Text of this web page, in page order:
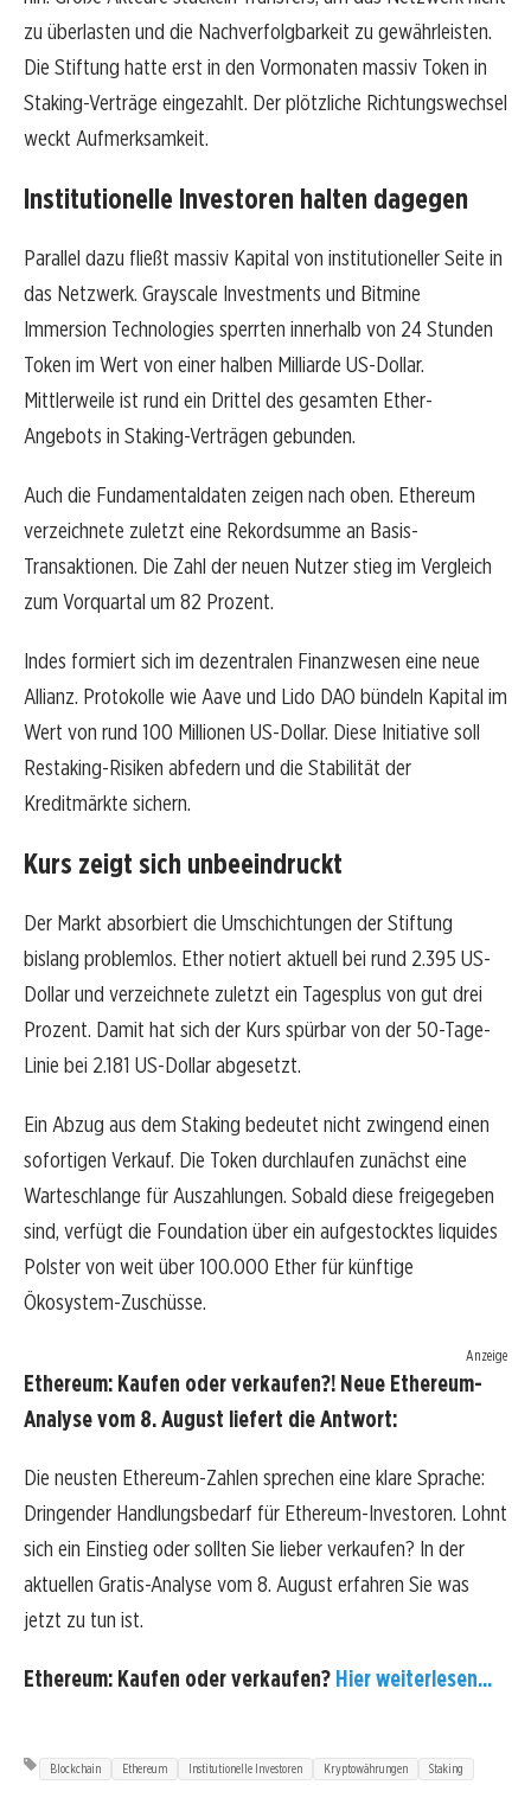
zu überlasten und die Nachverfolgbarkeit zu gewährleisten.
Die Stiftung hatte erst in den Vormonaten massiv Token in
Staking-Verträge eingezahlt. Der plötzliche Richtungswechsel
weckt Aufmerksamkeit.
Institutionelle Investoren halten dagegen
Parallel dazu fließt massiv Kapital von institutioneller Seite in
das Netzwerk. Grayscale Investments und Bitmine
Immersion Technologies sperrten innerhalb von 24 Stunden
Token im Wert von einer halben Milliarde US-Dollar.
Mittlerweile ist rund ein Drittel des gesamten Ether-
Angebots in Staking-Verträgen gebunden.
Auch die Fundamentaldaten zeigen nach oben. Ethereum
verzeichnete zuletzt eine Rekordsumme an Basis-
Transaktionen. Die Zahl der neuen Nutzer stieg im Vergleich
zum Vorquartal um 82 Prozent.
Indes formiert sich im dezentralen Finanzwesen eine neue
Allianz. Protokolle wie Aave und Lido DAO bündeln Kapital im
Wert von rund 100 Millionen US-Dollar. Diese Initiative soll
Restaking-Risiken abfedern und die Stabilität der
Kreditmärkte sichern.
Kurs zeigt sich unbeeindruckt
Der Markt absorbiert die Umschichtungen der Stiftung
bislang problemlos. Ether notiert aktuell bei rund 2.395 US-
Dollar und verzeichnete zuletzt ein Tagesplus von gut drei
Prozent. Damit hat sich der Kurs spürbar von der 50-Tage-
Linie bei 2.181 US-Dollar abgesetzt.
Ein Abzug aus dem Staking bedeutet nicht zwingend einen
sofortigen Verkauf. Die Token durchlaufen zunächst eine
Warteschlange für Auszahlungen. Sobald diese freigegeben
sind, verfügt die Foundation über ein aufgestocktes liquides
Polster von weit über 100.000 Ether für künftige
Ökosystem-Zuschüsse.
Anzeige
Ethereum: Kaufen oder verkaufen?! Neue Ethereum-
Analyse vom 8. August liefert die Antwort:
Die neusten Ethereum-Zahlen sprechen eine klare Sprache:
Dringender Handlungsbedarf für Ethereum-Investoren. Lohnt
sich ein Einstieg oder sollten Sie lieber verkaufen? In der
aktuellen Gratis-Analyse vom 8. August erfahren Sie was
jetzt zu tun ist.
Ethereum: Kaufen oder verkaufen? Hier weiterlesen...
Blockchain Ethereum Institutionelle Investoren Kryptowährungen Staking